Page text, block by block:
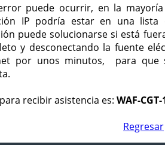
puede ocurrir, en la
IP podría estar en una lista
puede solucionarse si está
y desconectando la fuente
por unos minutos, para que
recibir asistencia es: WAF-
Regresar